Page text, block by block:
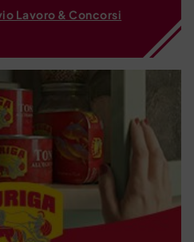
Lavoro & Concorsi